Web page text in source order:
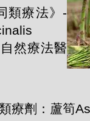
類療法》-
然療法醫
療劑：蘆筍